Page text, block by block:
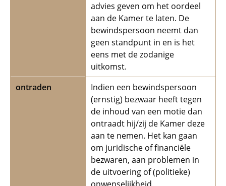
advies geven om het oordeel
aan de Kamer te laten. De
bewindspersoon neemt dan
geen standpunt in en is het
eens met de zodanige
uitkomst.
ontraden
Indien een bewindspersoon
(ernstig) bezwaar heeft tegen
de inhoud van een motie dan
ontraadt hij/zij de Kamer deze
aan te nemen. Het kan gaan
om juridische of financiële
bezwaren, aan problemen in
de uitvoering of (politieke)